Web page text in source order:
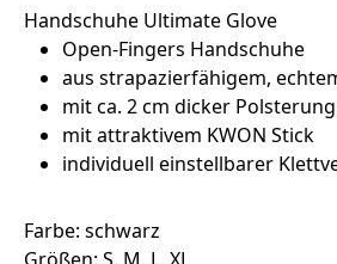
Handschuhe Ultimate Glove
Open-Fingers Handschuhe
aus strapazierfähigem,
mit ca. 2 cm dicker
mit attraktivem KWON Stick
individuell einstellbarer
Farbe: schwarz